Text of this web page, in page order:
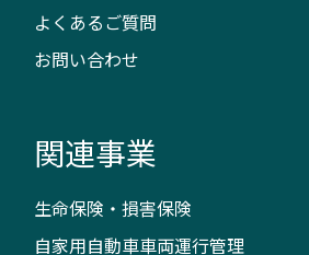
よくあるご質問
お問い合わせ
関連事業
生命保険・損害保険
自家用自動車車両運行管理